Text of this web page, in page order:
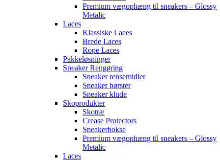
Premium vægophæng til sneakers – Glossy
Metalic
Laces
Klassiske Laces
Brede Laces
Rope Laces
Pakkeløsninger
Sneaker Rengøring
Sneaker rensemidler
Sneaker børster
Sneaker klude
Skoprodukter
Skotræ
Crease Protectors
Sneakerbokse
Premium vægophæng til sneakers – Glossy
Metalic
Laces